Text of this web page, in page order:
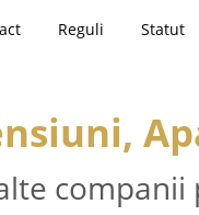
Reguli Statut
companii